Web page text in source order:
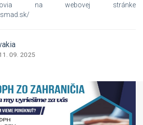
na webovej stránke
09. 2025